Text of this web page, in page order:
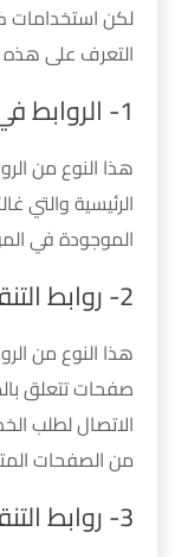
لكن استخدامات
التعرف على هذه
1- الروابط في القائمة الرئيسية
هذا النوع من
الرئيسية والتي
الموجودة في
2- روابط التنقل في الصفحة
هذا النوع من
صفحات تتعلق
الاتصال لطلب
من الصفحات
3- روابط التنقل في الصفحة الرئيسية: